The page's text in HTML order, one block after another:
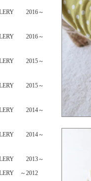
2016～
2016～
2015～
2015～
2014～
2014～
2013～
～2012